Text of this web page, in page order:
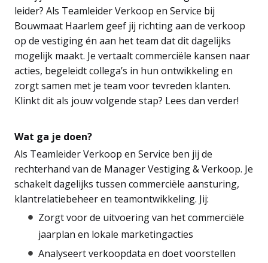
leider? Als Teamleider Verkoop en Service bij
Bouwmaat Haarlem geef jij richting aan de verkoop
op de vestiging én aan het team dat dit dagelijks
mogelijk maakt. Je vertaalt commerciële kansen naar
acties, begeleidt collega’s in hun ontwikkeling en
zorgt samen met je team voor tevreden klanten.
Klinkt dit als jouw volgende stap? Lees dan verder!
Wat ga je doen?
Als Teamleider Verkoop en Service ben jij de
rechterhand van de Manager Vestiging & Verkoop. Je
schakelt dagelijks tussen commerciële aansturing,
klantrelatiebeheer en teamontwikkeling. Jij:
Zorgt voor de uitvoering van het commerciële
jaarplan en lokale marketingacties
Analyseert verkoopdata en doet voorstellen